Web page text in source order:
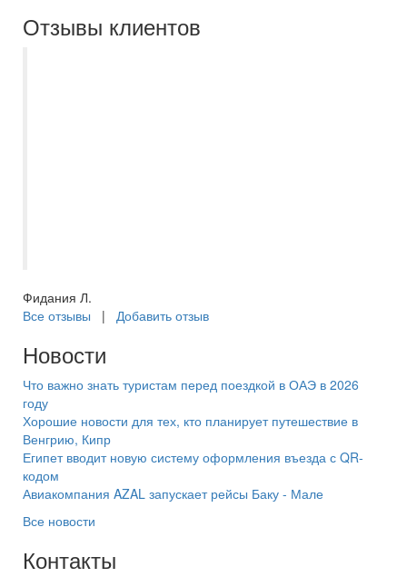
Отзывы клиентов
Фидания Л.
Все отзывы | Добавить отзыв
Новости
Что важно знать туристам перед поездкой в ОАЭ в 2026
году
Хорошие новости для тех, кто планирует путешествие в
Венгрию, Кипр
Египет вводит новую систему оформления въезда с QR-
кодом
Авиакомпания AZAL запускает рейсы Баку - Мале
Все новости
Контакты